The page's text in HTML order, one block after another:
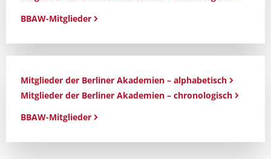
BBAW-Mitglieder
Mitglieder der Berliner Akademien – alphabetisch
Mitglieder der Berliner Akademien – chronologisch
BBAW-Mitglieder